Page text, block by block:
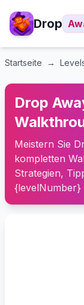
Drop
Startseite →
Drop
Meistern Sie
kompletten
Strategien,
{levelNumber}